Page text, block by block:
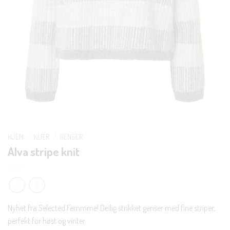
Alva stripe knit
Nyhet fra Selected Femmme! Deilig strikket genser med fine striper,
perfekt for høst og vinter.